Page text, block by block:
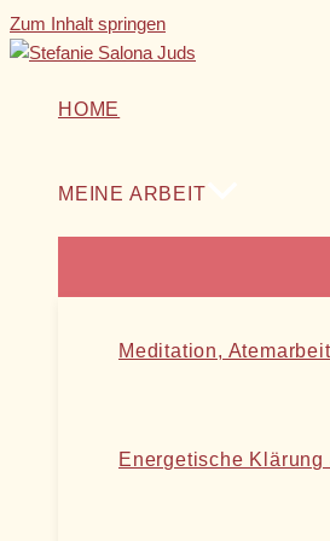
Zum Inhalt springen
HOME
MEINE ARBEIT
Meditation,
Energetische